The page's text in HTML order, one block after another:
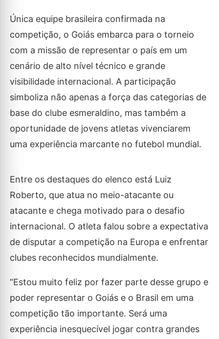
Única equipe brasileira confirmada na
competição, o Goiás embarca para o torneio
com a missão de representar o país em um
cenário de alto nível técnico e grande
visibilidade internacional. A participação
simboliza não apenas a força das categorias de
base do clube esmeraldino, mas também a
oportunidade de jovens atletas vivenciarem
uma experiência marcante no futebol mundial.
Entre os destaques do elenco está Luiz
Roberto, que atua no meio-atacante ou
atacante e chega motivado para o desafio
internacional. O atleta falou sobre a expectativa
de disputar a competição na Europa e enfrentar
clubes reconhecidos mundialmente.
“Estou muito feliz por fazer parte desse grupo e
poder representar o Goiás e o Brasil em uma
competição tão importante. Será uma
experiência inesquecível jogar contra grandes